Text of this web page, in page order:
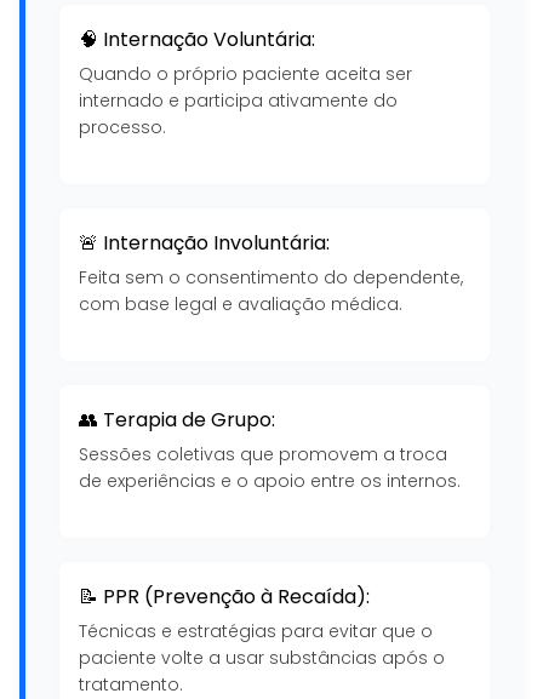
🧠 Internação Voluntária:
Quando o próprio paciente aceita ser
internado e participa ativamente do
processo.
🚨 Internação Involuntária:
Feita sem o consentimento do dependente,
com base legal e avaliação médica.
👥 Terapia de Grupo:
Sessões coletivas que promovem a troca
de experiências e o apoio entre os internos.
📝 PPR (Prevenção à Recaída):
Técnicas e estratégias para evitar que o
paciente volte a usar substâncias após o
tratamento.